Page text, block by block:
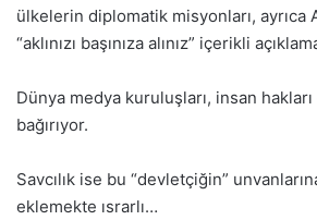
ülkelerin diplomatik misyonları, ayrıca
“aklınızı başınıza alınız” içerikli
Dünya medya kuruluşları, insan
bağırıyor.
Savcılık ise bu “devletçiğin”
eklemekte ısrarlı…